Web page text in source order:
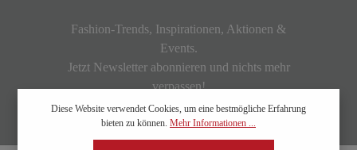
Fashion-Trends, Inspirationen, Aktionen &
Events.
Jetzt Newsletter abonnieren und nichts mehr
verpassen!
Diese Website verwendet Cookies, um eine bestmögliche Erfahrung
bieten zu können. Mehr Informationen ...